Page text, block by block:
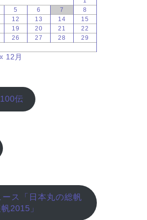
5 6 7
8
12 13 14
15
19 20 21
22
26 27 28
29
12月
伝
ス「日本丸の総帆
2015」